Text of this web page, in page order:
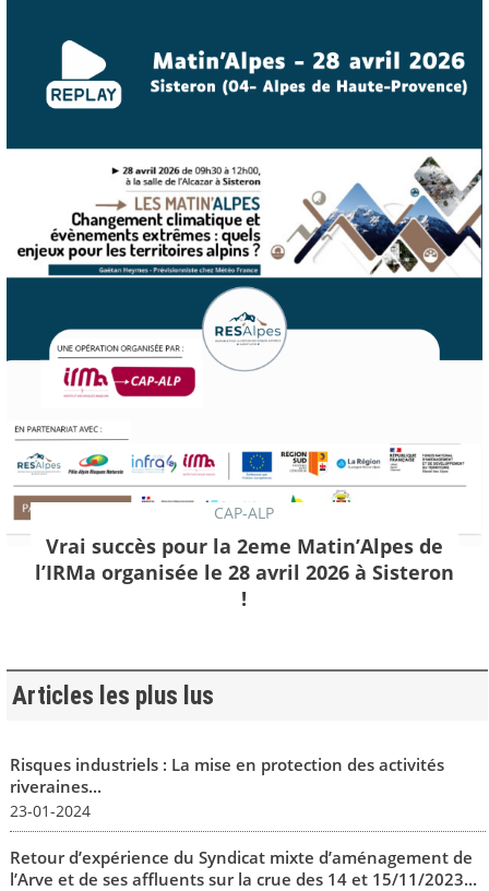
CAP-ALP
Vrai succès pour la 2eme Matin’Alpes de
l’IRMa organisée le 28 avril 2026 à Sisteron
!
Articles les plus lus
Risques industriels : La mise en protection des activités
riveraines...
23-01-2024
Retour d’expérience du Syndicat mixte d’aménagement de
l’Arve et de ses affluents sur la crue des 14 et 15/11/2023...